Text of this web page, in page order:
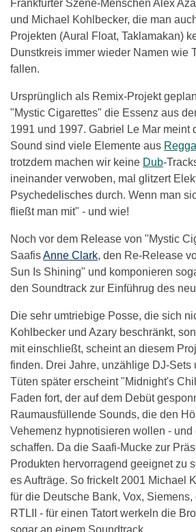
Frankfurter Szene-Menschen Alex
und Michael Kohlbecker, die man
Projekten (Aural Float, Taklamakan)
Dunstkreis immer wieder Namen wie
fallen.
Ursprünglich als Remix-Projekt
"Mystic Cigarettes" die Essenz aus
1991 und 1997. Gabriel Le Mar meint
Sound sind viele Elemente aus
trotzdem machen wir keine Dub-
ineinander verwoben, mal glitzert
Psychedelisches durch. Wenn man
fließt man mit" - und wie!
Noch vor dem Release von "Mystic
SaafisAnne Clark, den Re-Release
Sun Is Shining" und komponieren
den Soundtrack zur Einführug des
Die sehr umtriebige Posse, die sich
Kohlbecker und Azary beschränkt,
mit einschließt, scheint an diesem
finden. Drei Jahre, unzählige DJ-Sets
Tüten später erscheint "Midnight's
Faden fort, der auf dem Debüt
Raumausfüllende Sounds, die den
Vehemenz hypnotisieren wollen - und
schaffen. Da die Saafi-Mucke zur
Produkten hervorragend geeignet zu
es Aufträge. So frickelt 2001 Michael
für die Deutsche Bank, Vox, Siemens,
RTLII - für einen Tatort werkeln die